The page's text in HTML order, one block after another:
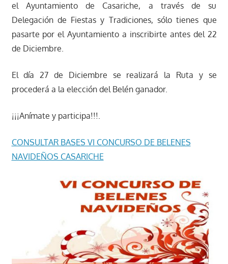
el Ayuntamiento de Casariche, a través de su
Delegación de Fiestas y Tradiciones, sólo tienes que
pasarte por el Ayuntamiento a inscribirte antes del 22
de Diciembre.
El día 27 de Diciembre se realizará la Ruta y se
procederá a la elección del Belén ganador.
¡¡¡Anímate y participa!!!.
CONSULTAR BASES VI CONCURSO DE BELENES
NAVIDEÑOS CASARICHE